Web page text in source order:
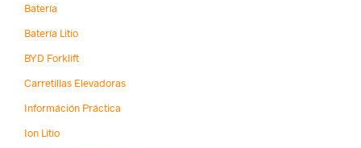
Batería
Batería Litio
BYD Forklift
Carretillas Elevadoras
Információn Práctica
Ion Litio